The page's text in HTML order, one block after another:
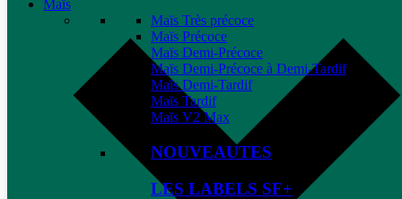
Maïs
Maïs Très précoce
Maïs Précoce
Maïs Demi-Précoce
Maïs Demi-Précoce à Demi-Tardif
Maïs Demi-Tardif
Maïs Tardif
Maïs V2 Max
NOUVEAUTES
LES LABELS SF+